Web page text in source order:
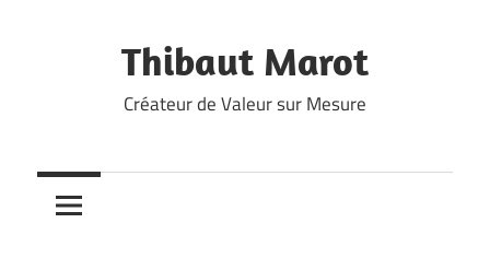
Thibaut Marot
Créateur de Valeur sur Mesure